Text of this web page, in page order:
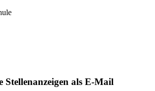
Stellenanzeigen als E-Mail